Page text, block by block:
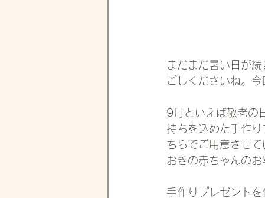
まだまだ暑い日が
ごしくださいね。
9月といえば敬老の
持ちを込めた手作
ちらでご用意させ
おきの赤ちゃんのお
手作りプレゼント